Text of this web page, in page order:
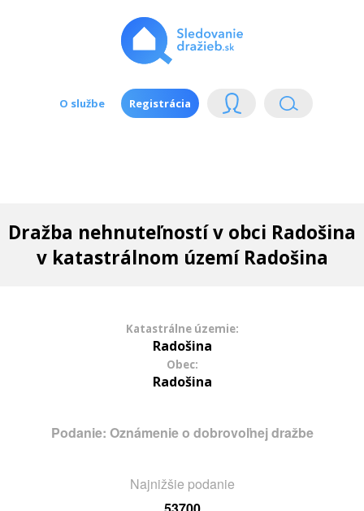
O službe Registrácia
Dražba nehnuteľností v obci Radošina
v katastrálnom území Radošina
Katastrálne územie:
Radošina
Obec:
Radošina
Podanie: Oznámenie o dobrovoľnej dražbe
Najnižšie podanie